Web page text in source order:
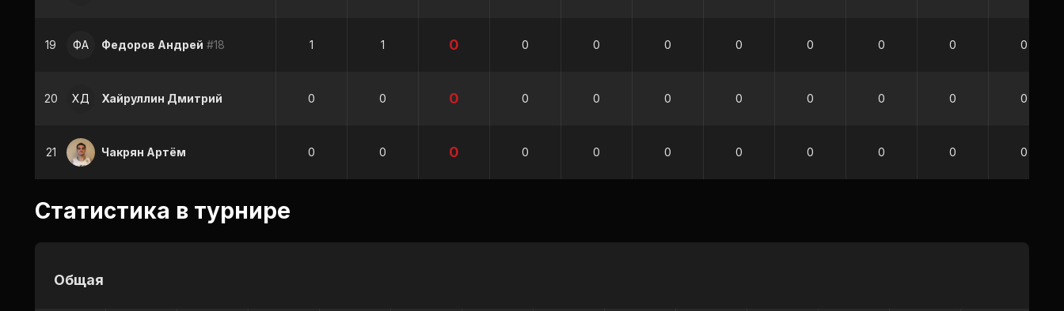
19 ФА Федоров Андрей #18 1 1 0 0 0 0 0 0 0 0 0
20 ХД Хайруллин Дмитрий 0 0 0 0 0 0 0 0 0 0 0
21 Чакрян Артём 0 0 0 0 0 0 0 0 0 0 0
Статистика в турнире
Общая